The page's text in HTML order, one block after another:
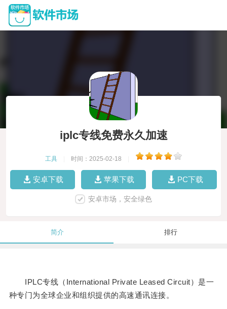
iplc专线免费永久加速
工具 时间：2025-02-18
安卓下载 苹果下载 PC下载
安卓市场，安全绿色
简介 排行
IPLC专线（International Private Leased Circuit）是一
种专门为全球企业和组织提供的高速通讯连接。